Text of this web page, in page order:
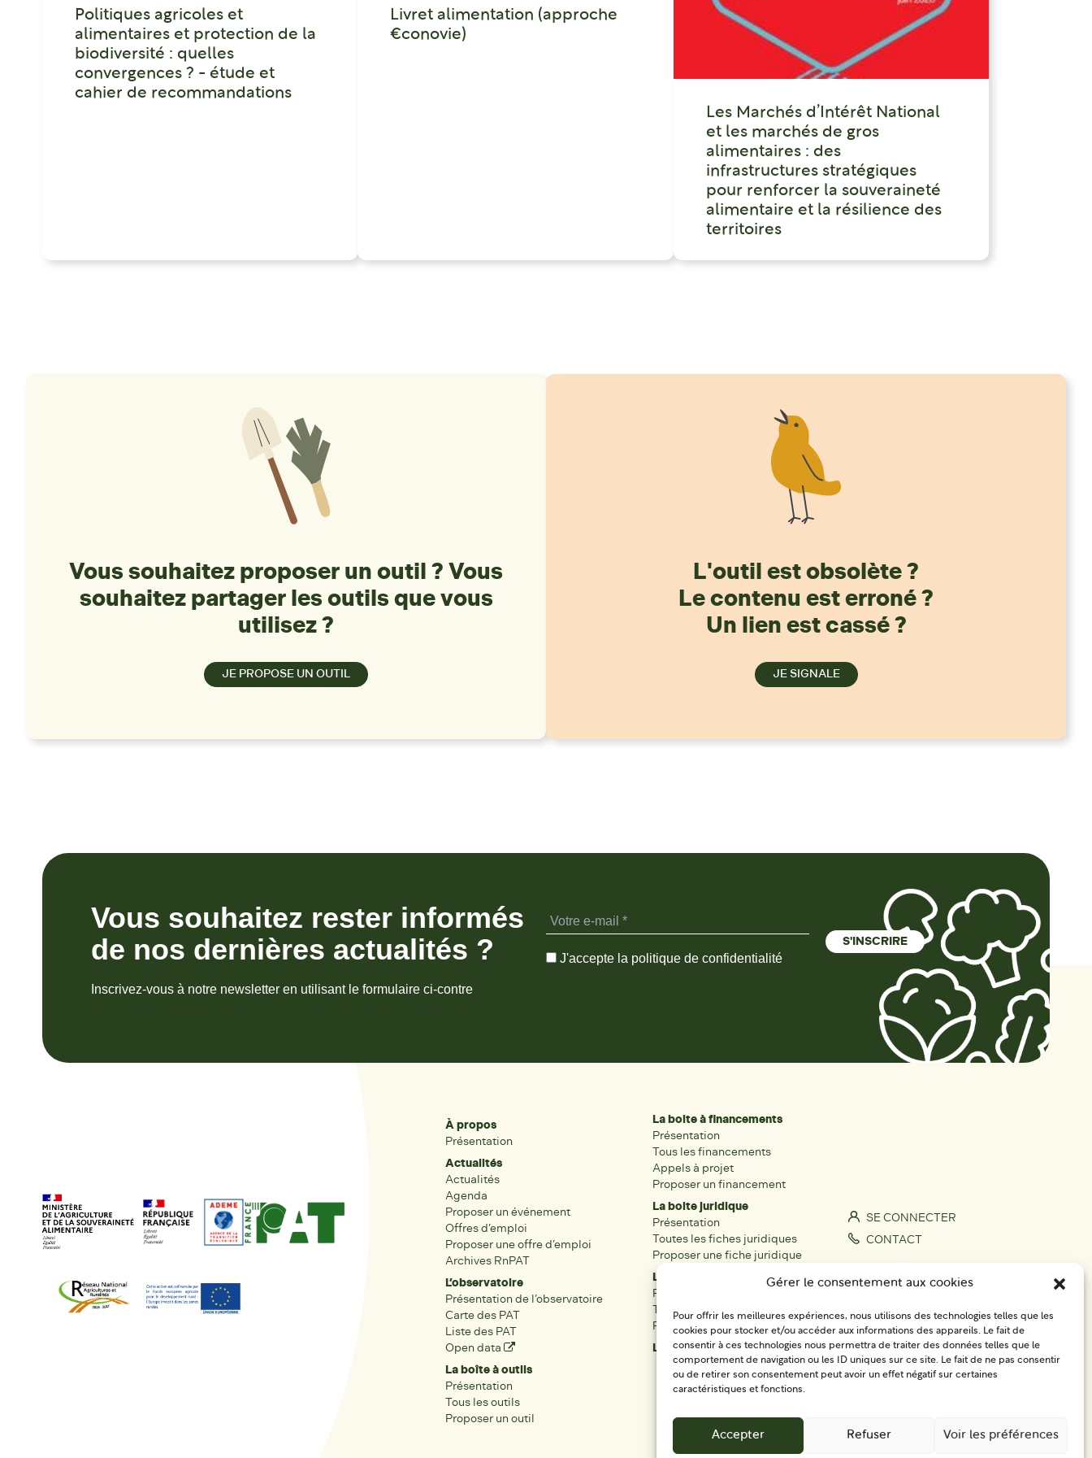
Gérer le consentement aux cookies
Pour offrir les meilleures expériences, nous utilisons des technologies telles que les
cookies pour stocker et/ou accéder aux informations des appareils. Le fait de
consentir à ces technologies nous permettra de traiter des données telles que le
comportement de navigation ou les ID uniques sur ce site. Le fait de ne pas consentir
ou de retirer son consentement peut avoir un effet négatif sur certaines
caractéristiques et fonctions.
Accepter Refuser Voir les préférences
Politiques agricoles et
alimentaires et protection de la
biodiversité : quelles
convergences ? - étude et
cahier de recommandations
Livret alimentation (approche
€conovie)
Les Marchés d’Intérêt National
et les marchés de gros
alimentaires : des
infrastructures stratégiques
pour renforcer la souveraineté
alimentaire et la résilience des
territoires
Vous souhaitez proposer un outil ? Vous
souhaitez partager les outils que vous
utilisez ?
JE PROPOSE UN OUTIL
L'outil est obsolète ?
Le contenu est erroné ?
Un lien est cassé ?
JE SIGNALE
Vous souhaitez rester informés
de nos dernières actualités ?
Inscrivez-vous à notre newsletter en utilisant le formulaire ci-contre
J'accepte la politique de confidentialité
À propos
Présentation
Actualités
Actualités
Agenda
Proposer un événement
Offres d’emploi
Proposer une offre d’emploi
Archives RnPAT
L’observatoire
Présentation de l’observatoire
Carte des PAT
Liste des PAT
Open data
La boîte à outils
Présentation
Tous les outils
Proposer un outil
La boite à financements
Présentation
Tous les financements
Appels à projet
Proposer un financement
La boite juridique
Présentation
Toutes les fiches juridiques
Proposer une fiche juridique
Les acteurs
Présentation
Tous les acteurs
Proposer une fiche acteur
Les réseaux régionaux
SE CONNECTER
CONTACT
S'IMPLIQUER